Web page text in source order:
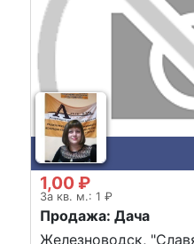
1,00 ₽
За кв. м.: 1 ₽
Продажа: Дача
Железноводск,